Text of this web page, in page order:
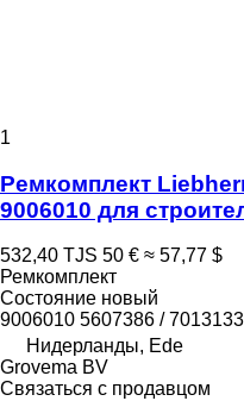
1
Ремкомплект
9006010 для
532,40 TJS 50 € ≈ 57,77 $
Ремкомплект
Состояние новый
9006010 5607386 /
Нидерланды, Ede
Grovema BV
Связаться с продавцом